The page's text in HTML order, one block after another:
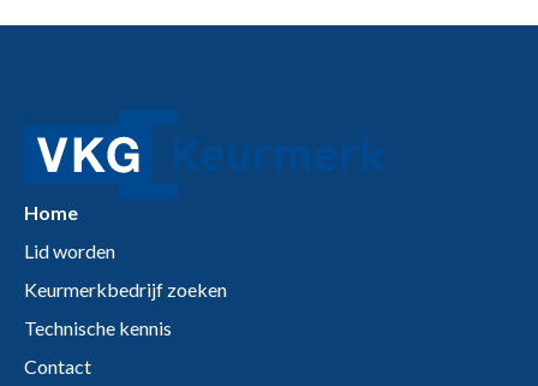
Home
Lid worden
Keurmerkbedrijf zoeken
Technische kennis
Contact